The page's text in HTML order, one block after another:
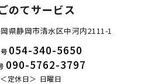
のてサービス
県静岡市清水区中河内2111-1
054-340-5650
090-5762-3797
定休日 日曜日